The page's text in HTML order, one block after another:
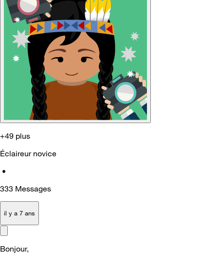
+49 plus
Éclaireur novice
•
333 Messages
il y a 7 ans
Bonjour,